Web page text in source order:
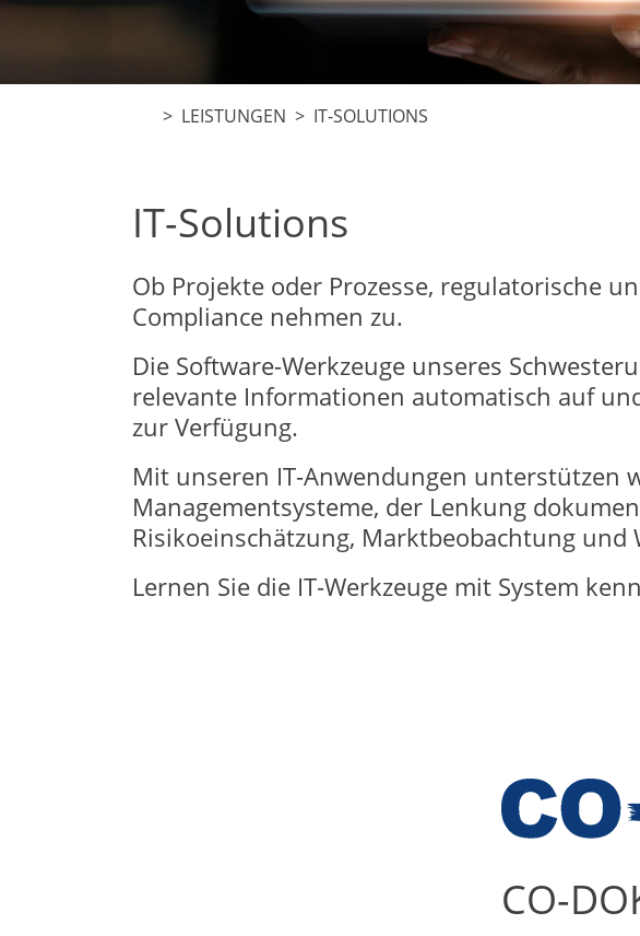
> LEISTUNGEN > IT-SOLUTIONS
IT-Solutions
Ob Projekte oder Prozesse, regulatorische
Compliance nehmen zu.
Die Software-Werkzeuge unseres
relevante Informationen automatisch auf
zur Verfügung.
Mit unseren IT-Anwendungen unterstützen
Managementsysteme, der Lenkung
Risikoeinschätzung, Marktbeobachtung und
Lernen Sie die IT-Werkzeuge mit System
CO-